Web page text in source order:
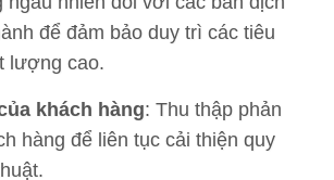
để đảm bảo duy trì các tiêu
lượng cao.
khách hàng: Thu thập phản
hàng để liên tục cải thiện quy